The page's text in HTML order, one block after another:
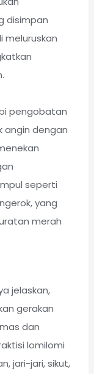
disimpan
meluruskan
pengobatan
angin dengan
seperti
yang
merah
jelaskan,
gerakan
dan
lomilomi
jari-jari, sikut,